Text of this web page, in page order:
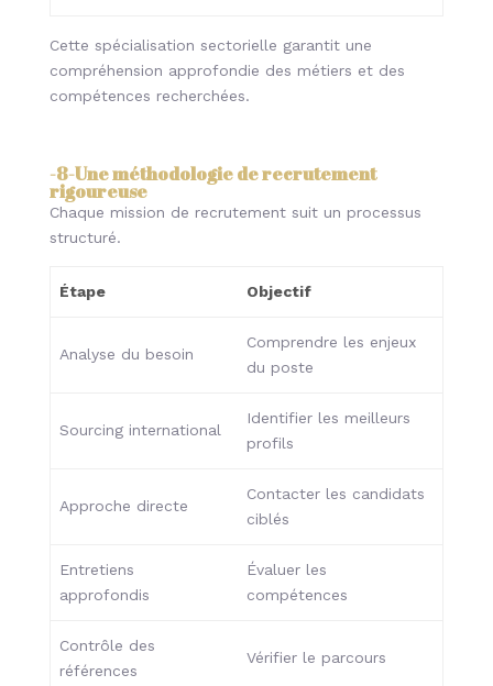
Cette spécialisation sectorielle garantit une
compréhension approfondie des métiers et des
compétences recherchées.
-8-Une méthodologie de recrutement
rigoureuse
Chaque mission de recrutement suit un processus
structuré.
Étape Objectif
Analyse du besoin
Comprendre les enjeux
du poste
Sourcing international
Identifier les meilleurs
profils
Approche directe
Contacter les candidats
ciblés
Entretiens
approfondis
Évaluer les
compétences
Contrôle des
références
Vérifier le parcours